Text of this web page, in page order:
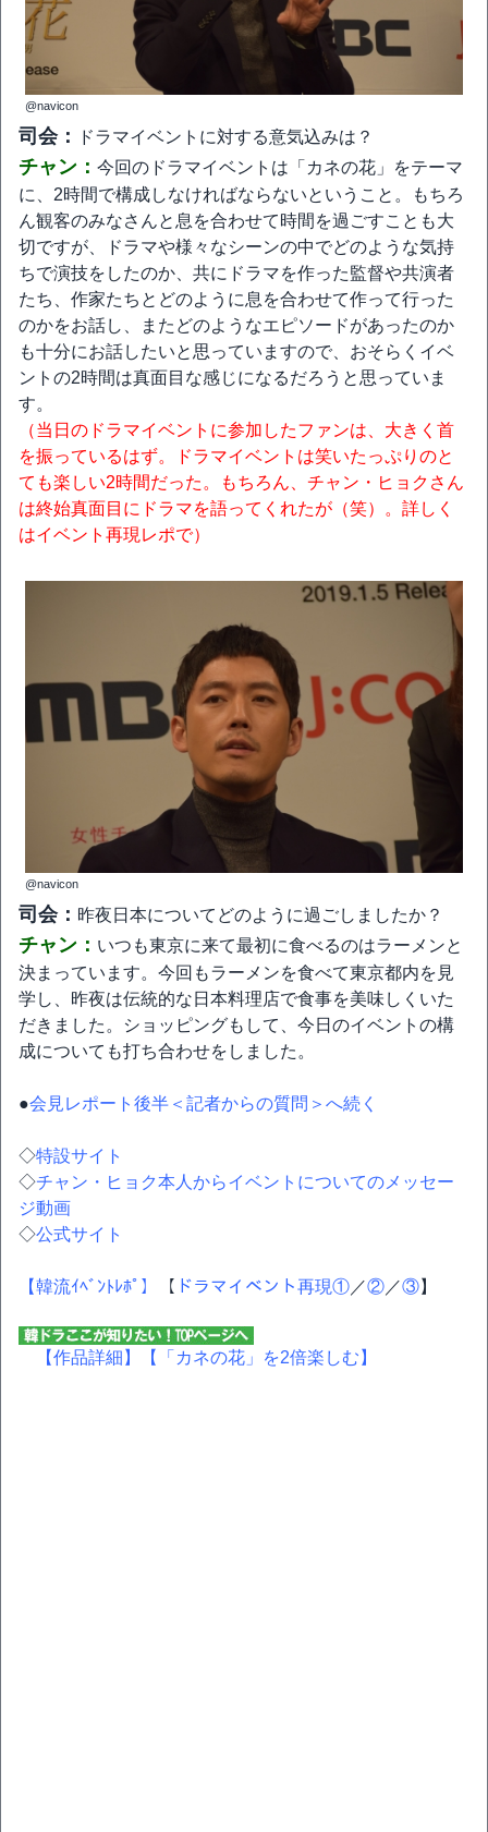
@navicon
司会： ドラマイベントに対する意気込みは？
チャン： 今回のドラマイベントは「カネの花」をテーマ
に、2時間で構成しなければならないということ。もちろ
ん観客のみなさんと息を合わせて時間を過ごすことも大
切ですが、ドラマや様々なシーンの中でどのような気持
ちで演技をしたのか、共にドラマを作った監督や共演者
たち、作家たちとどのように息を合わせて作って行った
のかをお話し、またどのようなエピソードがあったのか
も十分にお話したいと思っていますので、おそらくイベ
ントの2時間は真面目な感じになるだろうと思っていま
す。
（当日のドラマイベントに参加したファンは、大きく首
を振っているはず。ドラマイベントは笑いたっぷりのと
ても楽しい2時間だった。もちろん、チャン・ヒョクさん
は終始真面目にドラマを語ってくれたが（笑）。詳しく
はイベント再現レポで）
@navicon
司会： 昨夜日本についてどのように過ごしましたか？
チャン： いつも東京に来て最初に食べるのはラーメンと
決まっています。今回もラーメンを食べて東京都内を見
学し、昨夜は伝統的な日本料理店で食事を美味しくいた
だきました。ショッピングもして、今日のイベントの構
成についても打ち合わせをしました。
●会見レポート後半＜記者からの質問＞へ続く
◇特設サイト
◇チャン・ヒョク本人からイベントについてのメッセー
ジ動画
◇公式サイト
【韓流ｲﾍﾞﾝﾄﾚﾎﾟ】 【 ドラマイベント再現① ／② ／③】
【作品詳細】 【「カネの花」を2倍楽しむ】